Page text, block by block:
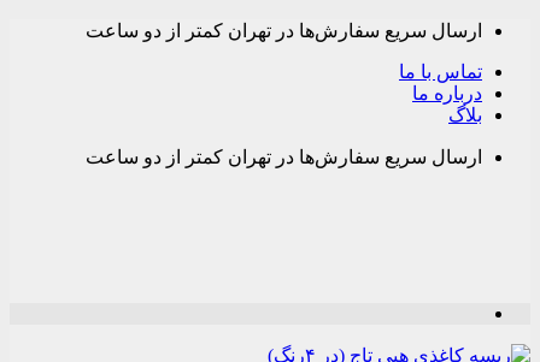
Skip
content
ارسال سریع سفارش‌ها در تهران کمتر از دو ساعت
تماس با ما
درباره ما
بلاگ
ارسال سریع سفارش‌ها در تهران کمتر از دو ساعت